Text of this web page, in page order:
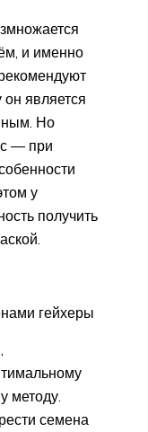
и именно
является
Но
— при
у
получить
гейхеры
методу.
семена